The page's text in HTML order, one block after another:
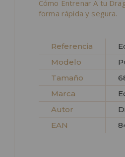
Cómo Entrenar A tu
forma rápida y segura.
Referencia
Modelo
Tamaño
Marca
Autor
EAN